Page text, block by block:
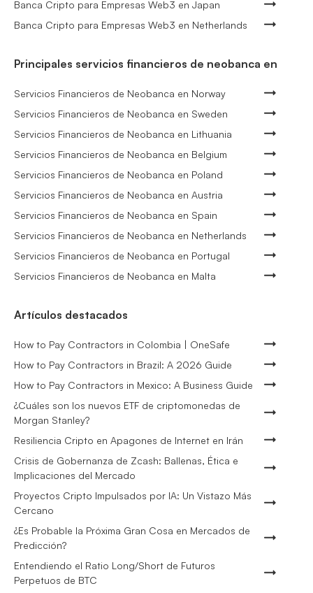
Banca Cripto para Empresas Web3 en Japan
Banca Cripto para Empresas Web3 en Netherlands
Principales servicios financieros de neobanca en
Servicios Financieros de Neobanca en Norway
Servicios Financieros de Neobanca en Sweden
Servicios Financieros de Neobanca en Lithuania
Servicios Financieros de Neobanca en Belgium
Servicios Financieros de Neobanca en Poland
Servicios Financieros de Neobanca en Austria
Servicios Financieros de Neobanca en Spain
Servicios Financieros de Neobanca en Netherlands
Servicios Financieros de Neobanca en Portugal
Servicios Financieros de Neobanca en Malta
Artículos destacados
How to Pay Contractors in Colombia | OneSafe
How to Pay Contractors in Brazil: A 2026 Guide
How to Pay Contractors in Mexico: A Business Guide
¿Cuáles son los nuevos ETF de criptomonedas de
Morgan Stanley?
Resiliencia Cripto en Apagones de Internet en Irán
Crisis de Gobernanza de Zcash: Ballenas, Ética e
Implicaciones del Mercado
Proyectos Cripto Impulsados por IA: Un Vistazo Más
Cercano
¿Es Probable la Próxima Gran Cosa en Mercados de
Predicción?
Entendiendo el Ratio Long/Short de Futuros
Perpetuos de BTC